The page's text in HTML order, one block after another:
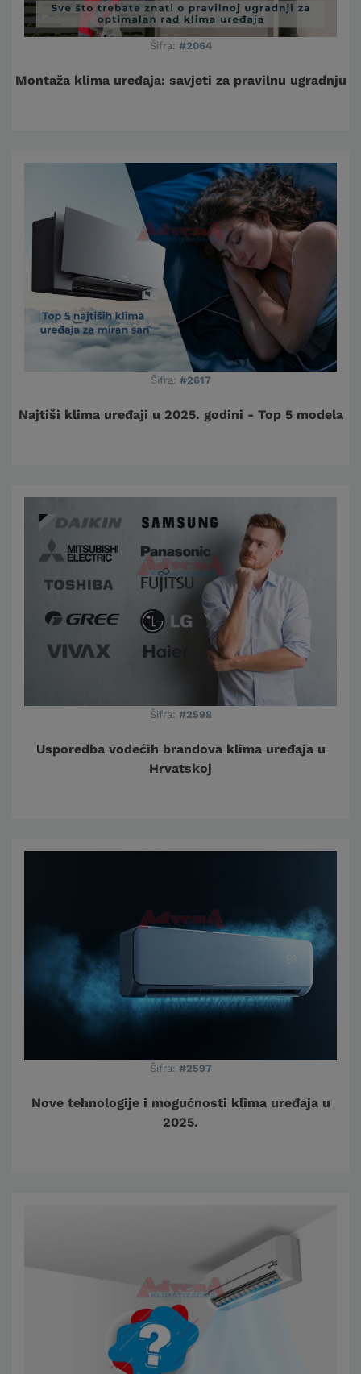
Šifra: #2064
Montaža klima uređaja: savjeti za pravilnu ugradnju
Šifra: #2617
Najtiši klima uređaji u 2025. godini - Top 5 modela
Šifra: #2598
Usporedba vodećih brandova klima uređaja u
Hrvatskoj
Šifra: #2597
Nove tehnologije i mogućnosti klima uređaja u
2025.